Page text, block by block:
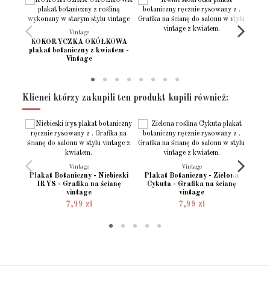
Rozmiar - (21x30) (21x30cm) 8x12"
Rozmiar - (30x40) (30x40cm)
Rozmiar - (30x45)
Rozmiar - (40x50)
Położenie wydruku
Język projektu
Angielski
Polski
Stan
Vintage
KOKORYCZKA OKÓŁKOWA
plakat botaniczny z kwiatem -
Vintage
Klienci którzy zakupili ten produkt kupili również:
Vintage
Plakat Botaniczny - Niebieski
IRYS - Grafika na ścianę
vintage
7,99 zł
Vintage
Plakat Botaniczny - Zielona
Cykuta - Grafika na ścianę
vintage
7,99 zł